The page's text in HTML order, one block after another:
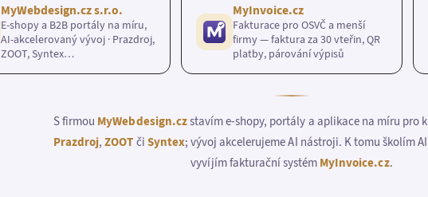
MyWebdesign.cz s.r.o.
E-shopy a B2B portály na míru,
AI-akcelerovaný vývoj · Prazdroj,
ZOOT, Syntex…
MyInvoice.cz
Fakturace pro OSVČ a menší
firmy — faktura za 30 vteřin, QR
platby, párování výpisů
S firmou MyWebdesign.czstavím e-shopy, portály a aplikace na míru pro
Prazdroj,ZOOT či Syntex; vývoj akcelerujeme AI nástroji. K tomu školím
vyvíjím fakturační systém MyInvoice.cz.